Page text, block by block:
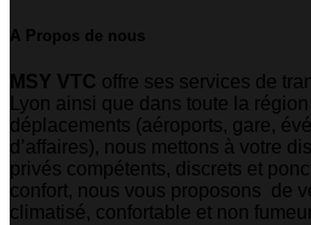
A Propos de nous
MSY VTC offre ses services de
Lyon ainsi que dans toute la
déplacements (aéroports, gare,
d’affaires), nous mettons à votre
privés compétents, discrets et
confort, nous vous proposons de
climatisé, confortable et non